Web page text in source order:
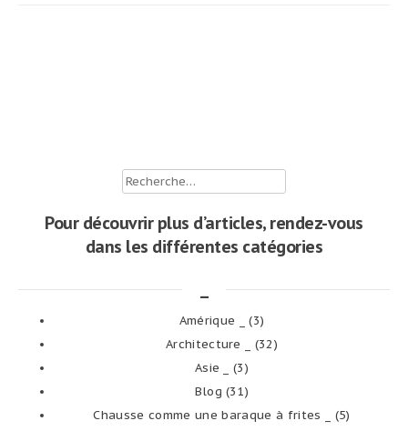
Rechercher :
Pour découvrir plus d’articles, rendez-vous
dans les différentes catégories
Amérique _
(3)
Architecture _
(32)
Asie _
(3)
Blog (31)
Chausse comme une baraque à frites _
(5)